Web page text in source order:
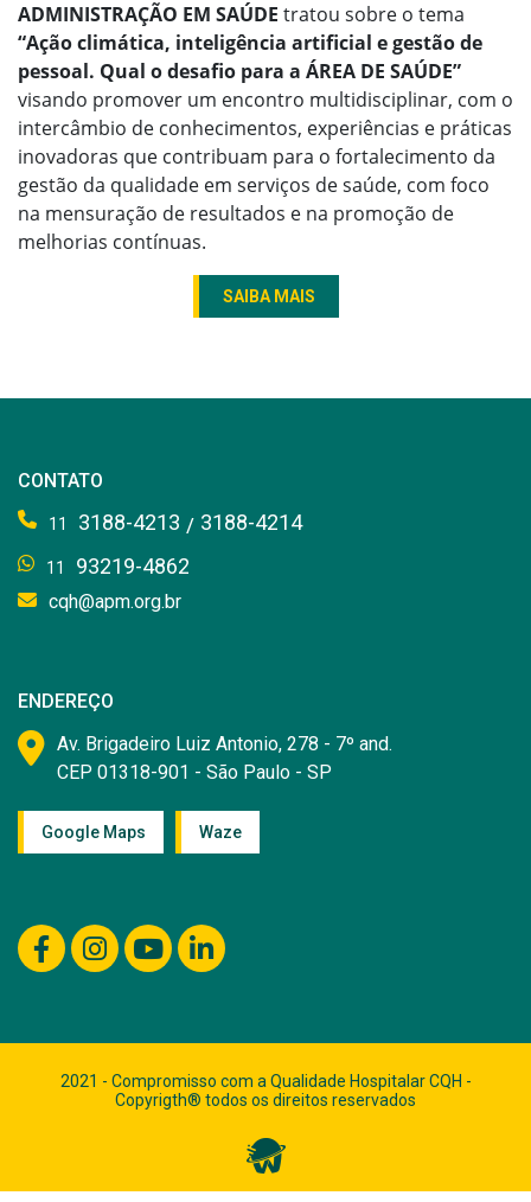
ADMINISTRAÇÃO EM SAÚDE tratou sobre o tema
“Ação climática, inteligência artificial e gestão de
pessoal. Qual o desafio para a ÁREA DE SAÚDE”
visando promover um encontro multidisciplinar, com o
intercâmbio de conhecimentos, experiências e práticas
inovadoras que contribuam para o fortalecimento da
gestão da qualidade em serviços de saúde, com foco
na mensuração de resultados e na promoção de
melhorias contínuas.
SAIBA MAIS
CONTATO
11 3188-4213 / 3188-4214
11 93219-4862
cqh@apm.org.br
ENDEREÇO
Av. Brigadeiro Luiz Antonio, 278 - 7º and.
CEP 01318-901 - São Paulo - SP
Google Maps Waze
2021 - Compromisso com a Qualidade Hospitalar CQH -
Copyrigth® todos os direitos reservados